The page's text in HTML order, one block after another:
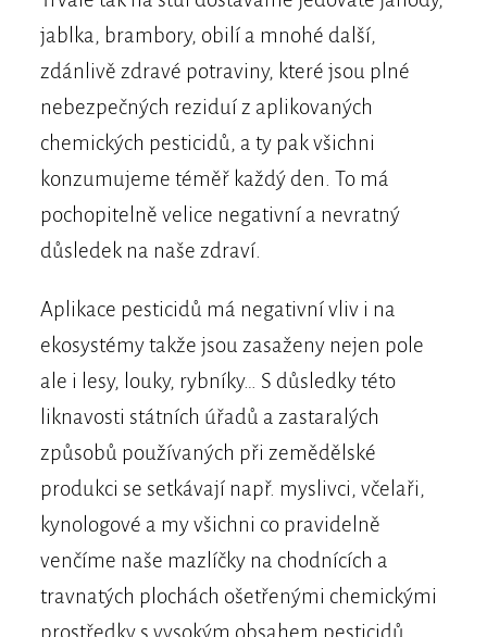
jablka, brambory, obilí a mnohé další,
zdánlivě zdravé potraviny, které jsou plné
nebezpečných reziduí z aplikovaných
chemických pesticidů, a ty pak všichni
konzumujeme téměř každý den. To má
pochopitelně velice negativní a nevratný
důsledek na naše zdraví.
Aplikace pesticidů má negativní vliv i na
ekosystémy takže jsou zasaženy nejen pole
ale i lesy, louky, rybníky… S důsledky této
liknavosti státních úřadů a zastaralých
způsobů používaných při zemědělské
produkci se setkávají např. myslivci, včelaři,
kynologové a my všichni co pravidelně
venčíme naše mazlíčky na chodnících a
travnatých plochách ošetřenými chemickými
prostředky s vysokým obsahem pesticidů.